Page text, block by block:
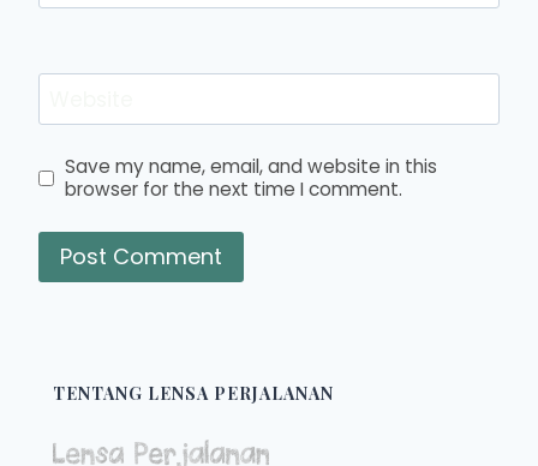
Save my name, email, and website in this
browser for the next time I comment.
TENTANG LENSA PERJALANAN